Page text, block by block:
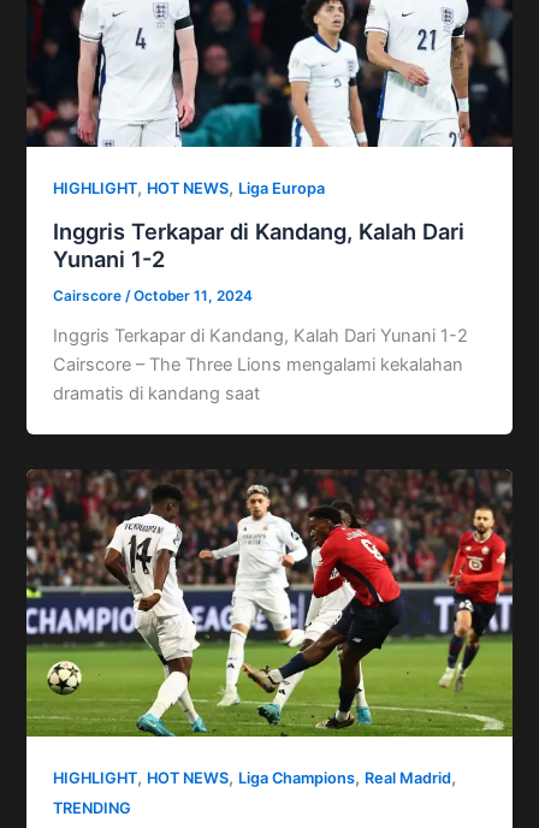
HIGHLIGHT, HOT NEWS, Liga Europa
Inggris Terkapar di Kandang, Kalah Dari
Yunani 1-2
Cairscore/October 11, 2024
Inggris Terkapar di Kandang, Kalah Dari Yunani 1-2
Cairscore – The Three Lions mengalami kekalahan
dramatis di kandang saat
HIGHLIGHT, HOT NEWS, Liga Champions, Real Madrid,
TRENDING